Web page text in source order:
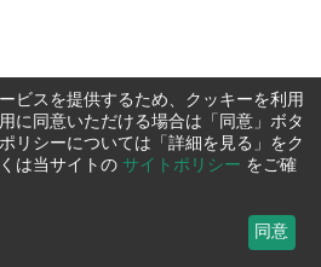
ビスを提供するため、クッキーを利用
に同意いただける場合は「同意」ボタ
リシーについては「詳細を見る」をク
は当サイトの サイトポリシー をご確
同意